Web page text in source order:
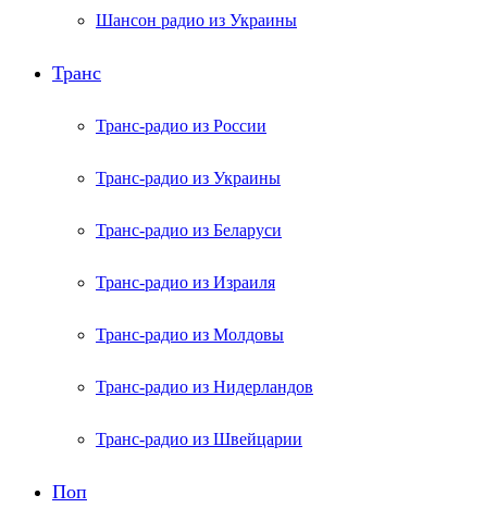
Шансон радио из Украины
Транс
Транс-радио из России
Транс-радио из Украины
Транс-радио из Беларуси
Транс-радио из Израиля
Транс-радио из Молдовы
Транс-радио из Нидерландов
Транс-радио из Швейцарии
Поп